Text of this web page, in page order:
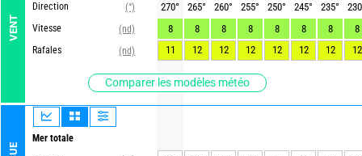
VENT
Direction
(°)
Vitesse
(nd)
Rafales
(nd)
Comparer les modèles météo
Mer totale
270° 265° 260° 255° 250° 245° 235°
230
8
8 8 8 8 8 8
8
11
12 12 12 12 12 12 12